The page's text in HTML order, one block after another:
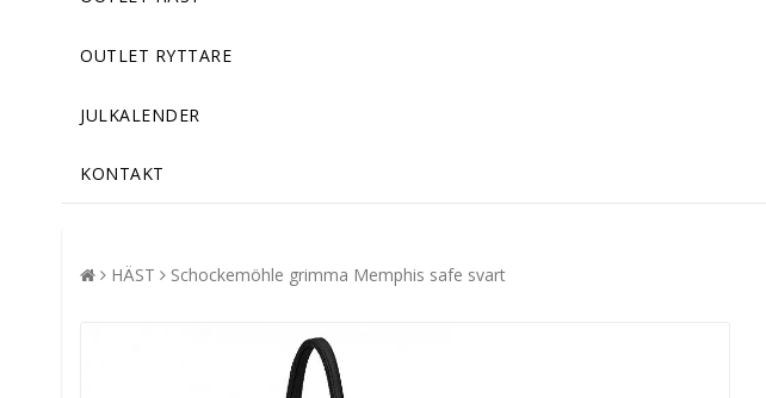
OUTLET RYTTARE
JULKALENDER
KONTAKT
HÄST Schockemöhle grimma Memphis safe svart